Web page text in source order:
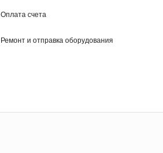
Оплата счета
Ремонт и отправка оборудования